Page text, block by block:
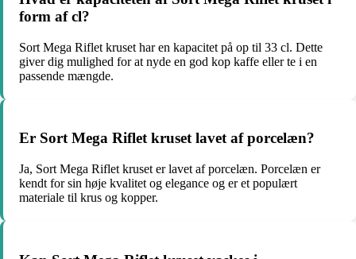
form af cl?
Sort Mega Riflet kruset har en kapacitet på op til 33 cl. Dette
giver dig mulighed for at nyde en god kop kaffe eller te i en
passende mængde.
Er Sort Mega Riflet kruset lavet af porcelæn?
Ja, Sort Mega Riflet kruset er lavet af porcelæn. Porcelæn er
kendt for sin høje kvalitet og elegance og er et populært
materiale til krus og kopper.